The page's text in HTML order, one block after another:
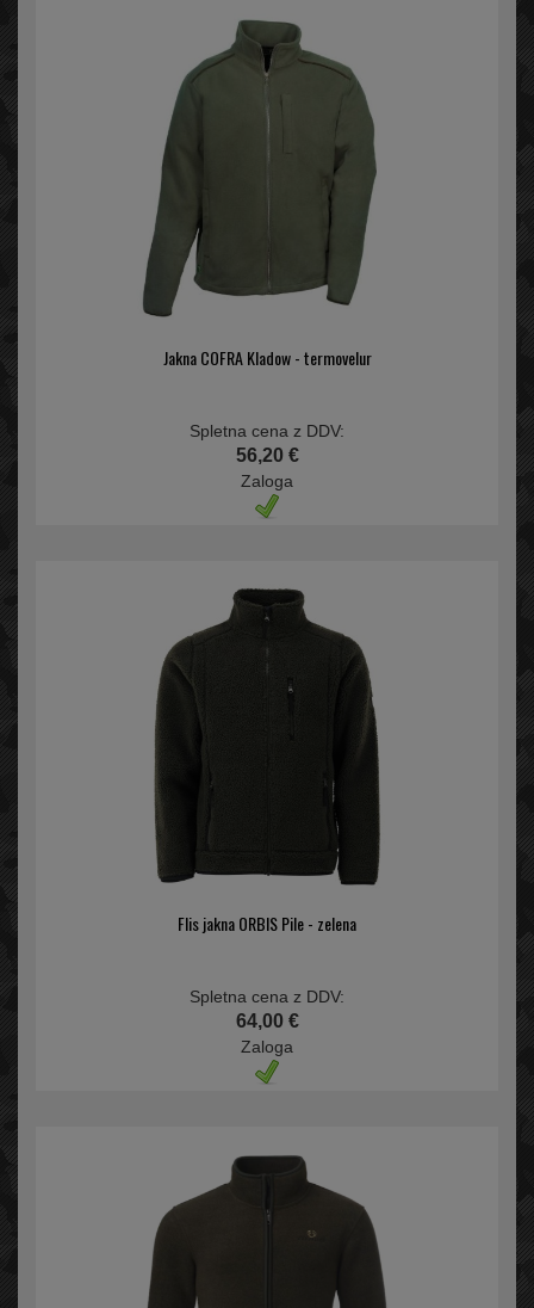
Jakna COFRA Kladow - termovelur
Spletna cena z DDV:
56,20 €
Zaloga
Flis jakna ORBIS Pile - zelena
Spletna cena z DDV:
64,00 €
Zaloga